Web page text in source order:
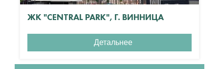
ЖК "CENTRAL PARK", Г. ВИННИЦА
Детальнее